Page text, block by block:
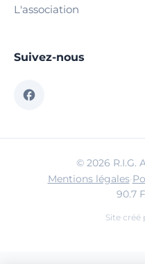
L'association
Suivez-nous
© 2026 R.I.G.
Mentions légales·
90.7
Site créé